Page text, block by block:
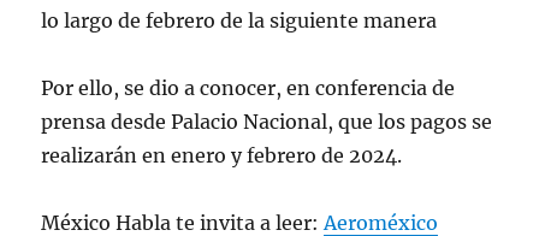
lo largo de febrero de la siguiente manera
Por ello, se dio a conocer, en conferencia de
prensa desde Palacio Nacional, que los pagos se
realizarán en enero y febrero de 2024.
México Habla te invita a leer: Aeroméxico